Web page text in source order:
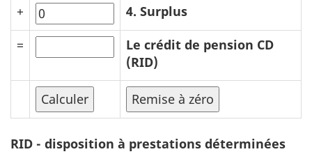
+
4. Surplus
=
Le crédit de pension CD
(RID)
RID - disposition à prestations déterminées